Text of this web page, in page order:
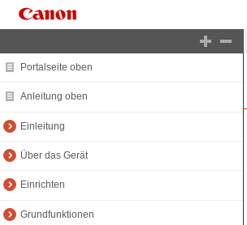
Portalseite oben
Anleitung oben
Einleitung
Über das Gerät
Einrichten
Grundfunktionen